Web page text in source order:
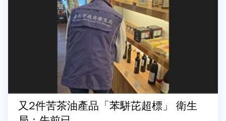
又2件苦茶油產品「苯駢芘超標」 衛生